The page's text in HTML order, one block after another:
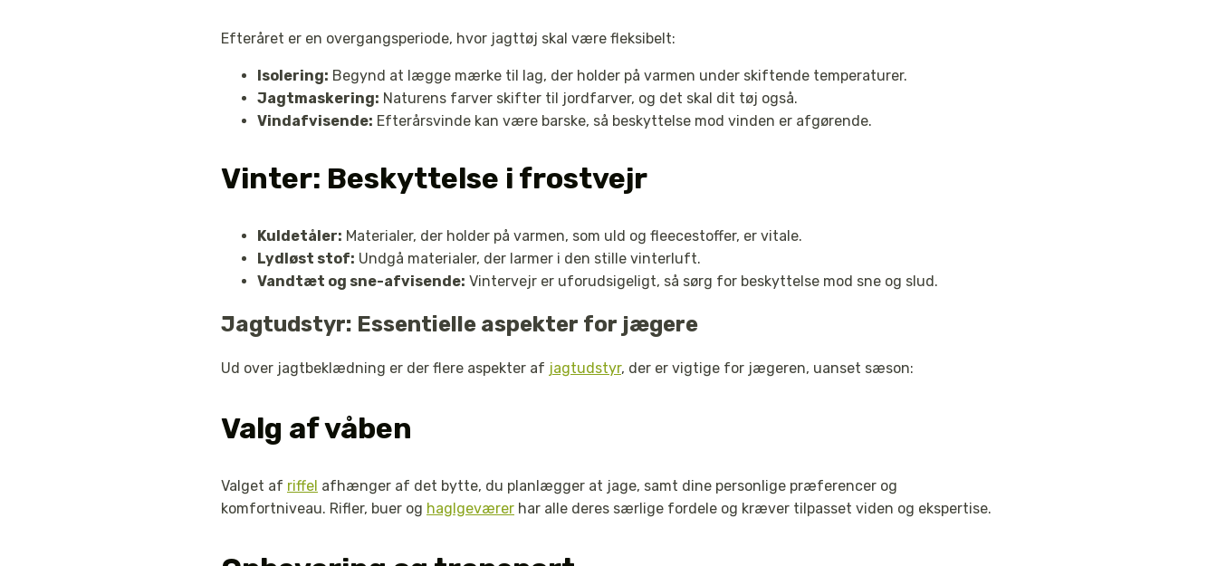
Efteråret er en overgangsperiode, hvor jagttøj skal være fleksibelt:
Isolering: Begynd at lægge mærke til lag, der holder på varmen under skiftende temperaturer.
Jagtmaskering: Naturens farver skifter til jordfarver, og det skal dit tøj også.
Vindafvisende: Efterårsvinde kan være barske, så beskyttelse mod vinden er afgørende.
Vinter: Beskyttelse i frostvejr
Kuldetåler: Materialer, der holder på varmen, som uld og fleecestoffer, er vitale.
Lydløst stof: Undgå materialer, der larmer i den stille vinterluft.
Vandtæt og sne-afvisende: Vintervejr er uforudsigeligt, så sørg for beskyttelse mod sne og slud.
Jagtudstyr: Essentielle aspekter for jægere
Ud over jagtbeklædning er der flere aspekter af jagtudstyr, der er vigtige for jægeren, uanset sæson:
Valg af våben
Valget af riffel afhænger af det bytte, du planlægger at jage, samt dine personlige præferencer og
komfortniveau. Rifler, buer og haglgeværer har alle deres særlige fordele og kræver tilpasset viden og ekspertise.